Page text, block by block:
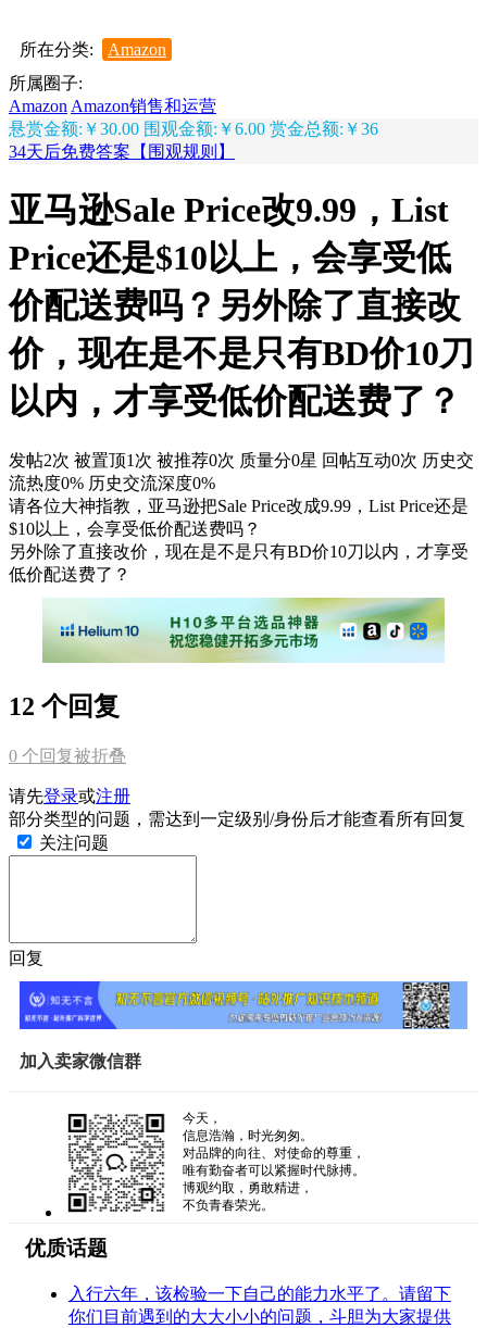
所在分类:
Amazon
所属圈子:
Amazon Amazon销售和运营
悬赏金额:￥30.00 围观金额:￥6.00 赏金总额:￥36
34天后免费答案【围观规则】
亚马逊Sale Price改9.99，List
Price还是$10以上，会享受低
价配送费吗？另外除了直接改
价，现在是不是只有BD价10刀
以内，才享受低价配送费了？
发帖2次 被置顶1次 被推荐0次 质量分0星 回帖互动0次 历史交
流热度0% 历史交流深度0%
请各位大神指教，亚马逊把Sale Price改成9.99，List Price还是
$10以上，会享受低价配送费吗？
另外除了直接改价，现在是不是只有BD价10刀以内，才享受
低价配送费了？
12 个回复
0 个回复被折叠
请先登录或注册
部分类型的问题，需达到一定级别/身份后才能查看所有回复
关注问题
回复
加入卖家微信群
今天，
信息浩瀚，时光匆匆。
对品牌的向往、对使命的尊重，
唯有勤奋者可以紧握时代脉搏。
博观约取，勇敢精进，
不负青春荣光。
优质话题
入行六年，该检验一下自己的能力水平了。请留下
你们目前遇到的大大小小的问题，斗胆为大家提供